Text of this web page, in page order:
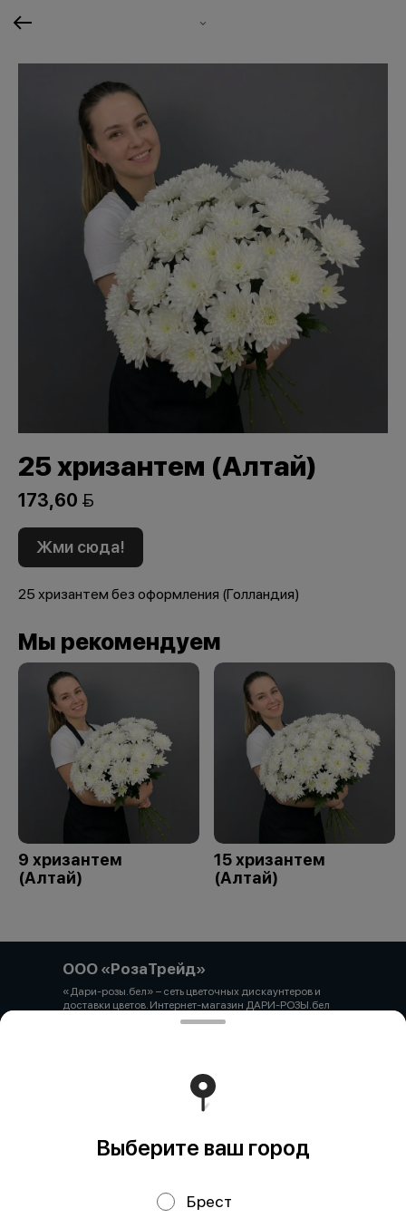
25 хризантем (Алтай)
173,60 
Жми сюда!
25 хризантем без оформления (Голландия)
Мы рекомендуем
9 хризантем
(Алтай)
15 хризантем
(Алтай)
ООО «РозаТрейд»
«Дари-розы.бел» – сеть цветочных дискаунтеров и
доставки цветов. Интернет-магазин ДАРИ-РОЗЫ.бел
зарегистрирован 06.12.2021 № 524431 в Торговом
выдано администрацией Первомайского района г.
Витебска от 12.10.2021 УНП 391926869 Мы принимаем
онлайн оплату. ВНИМАНИЕ перед оплатой уточняйте
наличие товара у менеджера.
Выберите ваш город
Брест